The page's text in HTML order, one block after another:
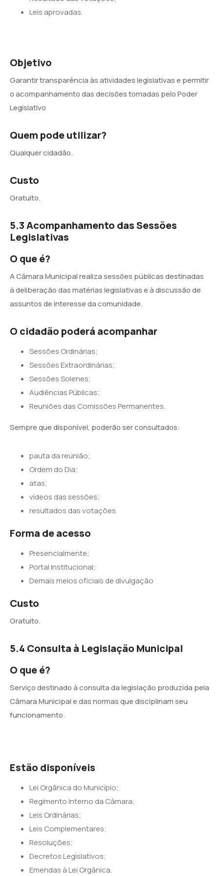
Leis aprovadas.
Objetivo
Garantir transparência às atividades legislativas e permitir
o acompanhamento das decisões tomadas pelo Poder
Legislativo
Quem pode utilizar?
Qualquer cidadão.
Custo
Gratuito.
5.3 Acompanhamento das Sessões
Legislativas
O que é?
A Câmara Municipal realiza sessões públicas destinadas
à deliberação das matérias legislativas e à discussão de
assuntos de interesse da comunidade.
O cidadão poderá acompanhar
Sessões Ordinárias;
Sessões Extraordinárias;
Sessões Solenes;
Audiências Públicas;
Reuniões das Comissões Permanentes.
Sempre que disponível, poderão ser consultados:
pauta da reunião;
Ordem do Dia;
atas;
vídeos das sessões;
resultados das votações.
Forma de acesso
Presencialmente;
Portal Institucional;
Demais meios oficiais de divulgação
Custo
Gratuito.
5.4 Consulta à Legislação Municipal
O que é?
Serviço destinado à consulta da legislação produzida pela
Câmara Municipal e das normas que disciplinam seu
funcionamento.
Estão disponíveis
Lei Orgânica do Município;
Regimento Interno da Câmara;
Leis Ordinárias;
Leis Complementares;
Resoluções;
Decretos Legislativos;
Emendas à Lei Orgânica.